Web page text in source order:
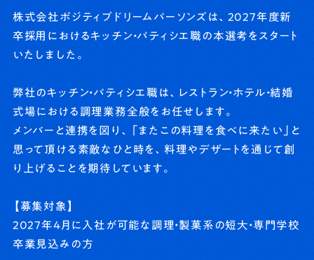
株式会社ポジティブドリームパーソンズは、2027年度新
卒採用におけるキッチン・パティシエ職の本選考をスタート
いたしました。
弊社のキッチン・パティシエ職は、レストラン・ホテル・結婚
式場における調理業務全般をお任せします。
メンバーと連携を図り、「またこの料理を食べに来たい」と
思って頂ける素敵なひと時を、料理やデザートを通じて創
り上げることを期待しています。
【募集対象】
2027年4月に入社が可能な調理・製菓系の短大・専門学校
卒業見込みの方